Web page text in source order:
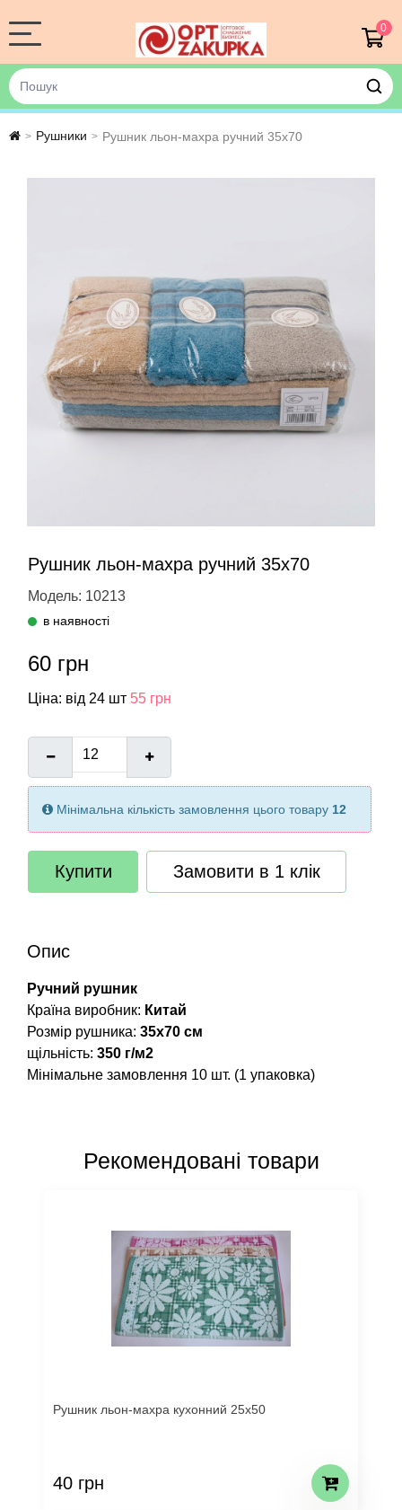
0
> Рушники > Рушник льон-махра ручний 35х70
Рушник льон-махра ручний 35х70
Модель: 10213
в наявності
60 грн
Ціна: від 24 шт 55 грн
Мінімальна кількість замовлення цього товару 12
Купити Замовити в 1 клік
Опис
Ручний рушник
Країна виробник: Китай
Розмір рушника: 35х70 см
щільність: 350 г/м2
Мінімальне замовлення 10 шт. (1 упаковка)
Рекомендовані товари
Рушник льон-махра кухонний 25х50
40 грн